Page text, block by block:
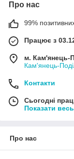
Про нас
99% позитивних
Працює з
м. Кам'янець-
Кам'янець-
Контакти
Сьогодні
Показати
Про нас